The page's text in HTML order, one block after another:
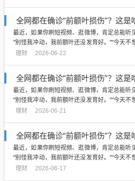
全网都在确诊“前额叶损伤”？这是
最近，如果你刷短视频、逛微博，肯定总能
“别怪我冲动，我前额叶还没发育好。”“今天
薪休假。”“建议把前额叶纳入择偶标准。”“如
理财 2026-06-22
全网都在确诊“前额叶损伤”？这是
最近，如果你刷短视频、逛微博，肯定总能
“别怪我冲动，我前额叶还没发育好。”“今天
薪休假。”“建议把前额叶纳入择偶标准。”“如
理财 2026-06-21
全网都在确诊“前额叶损伤”？这是
最近，如果你刷短视频、逛微博，肯定总能
“别怪我冲动，我前额叶还没发育好。”“今天
薪休假。”“建议把前额叶纳入择偶标准。”“如
理财 2026-06-17